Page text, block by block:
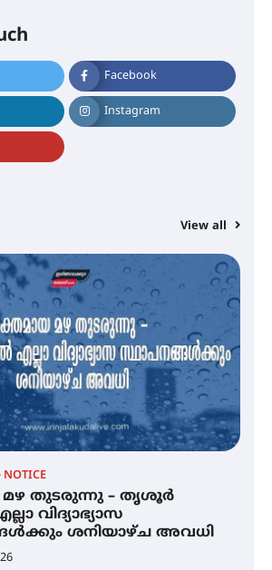
Facebook
Instagram
View all
NOTICE
തുടരുന്നു – തൃശൂർ
വിദ്യാഭ്യാസ
ശനിയാഴ്ച അവധി
എം.ജി. യൂണിവേഴ്‌സിറ്റിയിൽ നിന്ന്
ഇംഗ്ളീഷ് സാഹിത്യത്തിൽ
ഡോക്ടറേറ്റ് നേടിയ എൻ. ആര്യ
വെള്ളിയാഴ്ച സ്‌ക്രീൻ ചെയ്യുന്നു
സെന്റ് ജോസഫ്സ് കോളജ്
കോമേഴ്‌സ് അസോസിയേഷന്
തുടക്കമായി
കോമേഴ്സ് എക്സ്പോയുമായി
എസ് എൻ ഹയർ സെക്കൻഡറി
വിദ്യാർത്ഥികൾ
സർഗ്ഗസാഹിതി- കവിതാസംഗമം
2026 കവിതാ ചർച്ച കാട്ടൂർ, ടി. കെ.
ബാലൻ ഹാളിൽ 16ന്